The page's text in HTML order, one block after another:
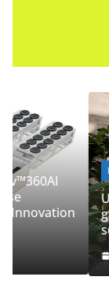
EMPRESARIAL
Un hogar
agosto 7, 2026